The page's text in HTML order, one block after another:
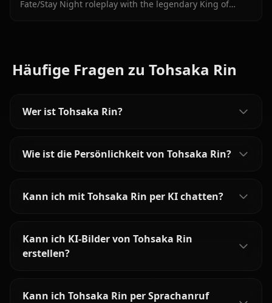
Fate/Stay Night roleplay with the legendary King of
Häufige Fragen zu Tohsaka Rin
Wer ist Tohsaka Rin?
Wie ist die Persönlichkeit von Tohsaka Rin?
Kann ich mit Tohsaka Rin per KI chatten?
Kann ich KI-Bilder von Tohsaka Rin
erstellen?
Kann ich Tohsaka Rin per Sprachanruf